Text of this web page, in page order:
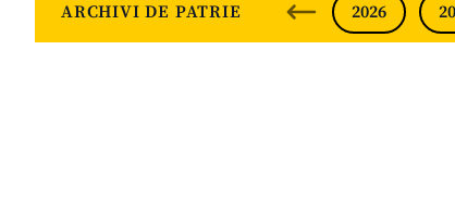
ARCHIVI DE PATRIE 2026